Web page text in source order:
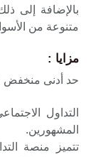
بالإضافة إلى
متنوعة من
مزايا :
حد أدنى منخفض
التداول
المشهورين.
تتميز منصة